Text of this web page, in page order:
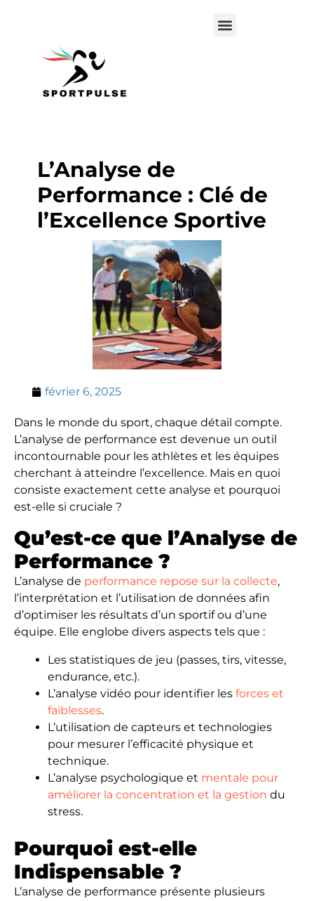
L’Analyse de
Performance : Clé de
l’Excellence Sportive
février 6, 2025
Dans le monde du sport, chaque détail compte.
L’analyse de performance est devenue un outil
incontournable pour les athlètes et les équipes
cherchant à atteindre l’excellence. Mais en quoi
consiste exactement cette analyse et pourquoi
est-elle si cruciale ?
Qu’est-ce que l’Analyse de
Performance ?
L’analyse de performance repose sur la collecte,
l’interprétation et l’utilisation de données afin
d’optimiser les résultats d’un sportif ou d’une
équipe. Elle englobe divers aspects tels que :
Les statistiques de jeu (passes, tirs, vitesse,
endurance, etc.).
L’analyse vidéo pour identifier les forces et
faiblesses.
L’utilisation de capteurs et technologies
pour mesurer l’efficacité physique et
technique.
L’analyse psychologique et mentale pour
améliorer la concentration et la gestion du
stress.
Pourquoi est-elle
Indispensable ?
L’analyse de performance présente plusieurs